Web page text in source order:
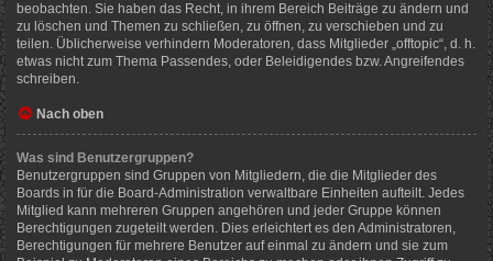
beobachten. Sie haben das Recht, in ihrem Bereich Beiträge zu ändern und
zu löschen und Themen zu schließen, zu öffnen, zu verschieben und zu
teilen. Üblicherweise verhindern Moderatoren, dass Mitglieder „offtopic“, d. h.
etwas nicht zum Thema Passendes, oder Beleidigendes bzw. Angreifendes
schreiben.
Nach oben
Was sind Benutzergruppen?
Benutzergruppen sind Gruppen von Mitgliedern, die die Mitglieder des
Boards in für die Board-Administration verwaltbare Einheiten aufteilt. Jedes
Mitglied kann mehreren Gruppen angehören und jeder Gruppe können
Berechtigungen zugeteilt werden. Dies erleichtert es den Administratoren,
Berechtigungen für mehrere Benutzer auf einmal zu ändern und sie zum